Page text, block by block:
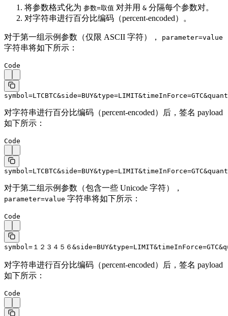
将参数格式化为 参数=取值 对并用 & 分隔每个参数对。
对字符串进行百分比编码（percent-encoded）。
对于第一组示例参数（仅限 ASCII 字符）， parameter=value
字符串将如下所示：
Code
对字符串进行百分比编码（percent-encoded）后，签名 payload
如下所示：
Code
对于第二组示例参数（包含一些 Unicode 字符），
parameter=value 字符串将如下所示：
Code
symbol=１２３４５６
对字符串进行百分比编码（percent-encoded）后，签名 payload
如下所示：
Code